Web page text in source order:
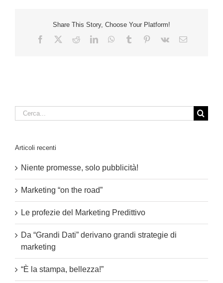
Share This Story, Choose Your Platform!
Facebook RedditLinkedInWhatsApp
Tumblr Pinterest
Vk Email
Cerca
per:
Articoli recenti
Niente promesse, solo pubblicità!
Marketing “on the road”
Le profezie del Marketing Predittivo
Da “Grandi Dati” derivano grandi strategie di
marketing
“È la stampa, bellezza!”